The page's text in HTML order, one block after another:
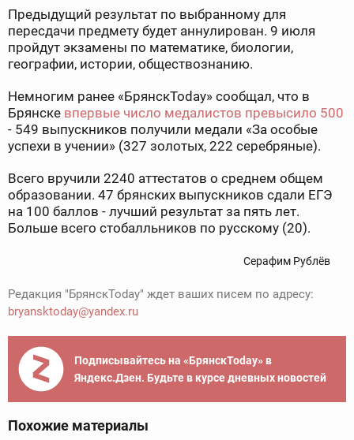
Предыдущий результат по выбранному для
пересдачи предмету будет аннулирован. 9 июля
пройдут экзамены по математике, биологии,
географии, истории, обществознанию.
Немногим ранее «БрянскToday» сообщал, что в
Брянске впервые число медалистов превысило 500
- 549 выпускников получили медали «За особые
успехи в учении» (327 золотых, 222 серебряные).
Всего вручили 2240 аттестатов о среднем общем
образовании. 47 брянских выпускников сдали ЕГЭ
на 100 баллов - лучший результат за пять лет.
Больше всего стобалльников по русскому (20).
Серафим Рублёв
Редакция "БрянскToday" ждет ваших писем по адресу:
bryansktoday@yandex.ru
Подписывайтесь на «БрянскToday» в
Яндекс.Дзен. Будьте в курсе дневных новостей
Похожие материалы